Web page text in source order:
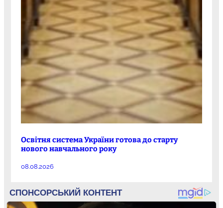
Освітня система України готова до старту
нового навчального року
08.08.2026